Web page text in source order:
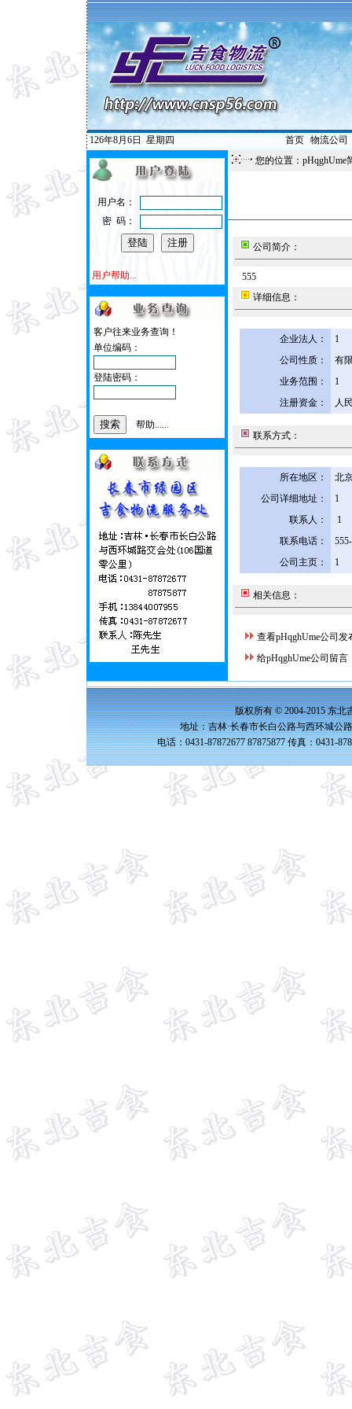
126年8月6日 星期四 首页| 物流公司
用户名：
密 码：
用户帮助...
客户往来业务查询！
单位编码：
登陆密码：
帮助......
您的位置：pHqghUme
公司简介：
555
详细信息：
企业法人：
1
公司性质：
有
业务范围：
1
注册资金：
人
联系方式：
所在地区：
北
公司详细地址：
1
联系人：
1
联系电话：
公司主页：
1
相关信息：
查看pHqghUme公司发
给pHqghUme公司留言
版权所有 © 2004-2015 东北
地址：吉林·长春市长白公路与西环城公
电话：0431-87872677 87875877 传真：0431-